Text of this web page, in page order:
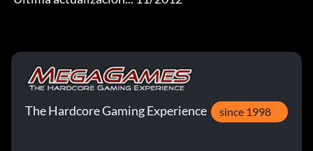
The Hardcore Gaming Experience since 1998